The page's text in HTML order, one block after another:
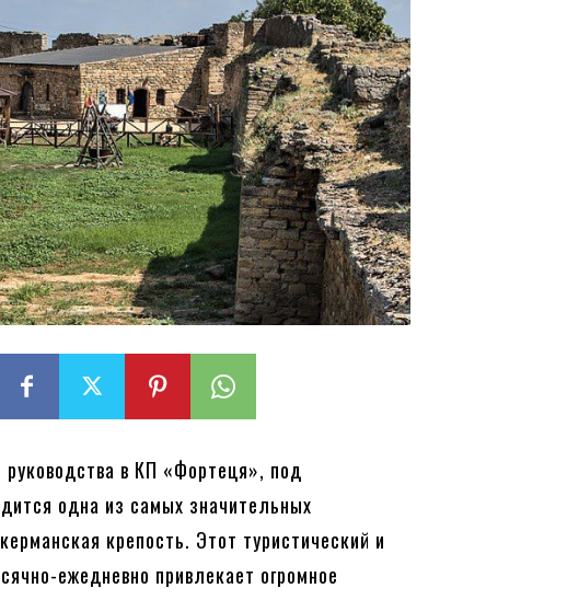
в КП «Фортеця», под
одна из самых значительных
крепость. Этот туристический и
ежедневно привлекает огромное